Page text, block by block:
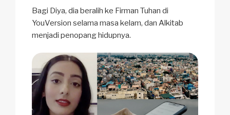
Bagi Diya, dia beralih ke Firman Tuhan di
YouVersion selama masa kelam, dan Alkitab
menjadi penopang hidupnya.